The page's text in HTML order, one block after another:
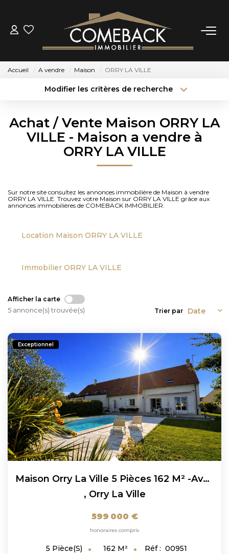
ACHETER
NOTRE AGENCE
CONTACT
Accueil A vendre Maison ORRY LA VILLE
Modifier les critères de recherche
Sélectionnez...
Type de bien
Plus de critères
Achat / Vente Maison ORRY LA
VILLE - Maison a vendre à
ORRY LA VILLE
Sur notre site consultez les annonces immobilière de Maison à vendre
ORRY LA VILLE. Trouvez votre Maison sur ORRY LA VILLE grâce aux
annonces immobilières de COMEBACK IMMOBILIER.
Location Maison ORRY LA VILLE
Immobilier ORRY LA VILLE
Afficher la carte
5 annonce(s) trouvée(s) Trier par
Exceptionnel
Maison Orry La Ville 5 Pièces 162 M² -avec Piscine Chauffée...
, Orry La Ville
599 000 €
honoraires compris
5 Pièce(s) 162 M² Réf : 00951